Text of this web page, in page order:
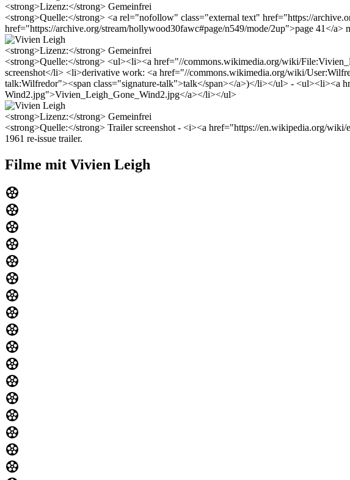
<strong>Lizenz:</strong> Gemeinfrei
<strong>Quelle:</strong> <a rel="nofollow" class="external text" href="https://
href="https://archive.org/stream/hollywood30fawc#page/n549/mode/2up">page 41</a>
<strong>Lizenz:</strong> Gemeinfrei
<strong>Quelle:</strong> <ul><li><a href="//commons.wikimedia.org/wiki/
screenshot</li> <li>derivative work: <a href="//commons.wikimedia.org/wiki/
talk:Wilfredor"><span class="signature-talk">talk</span></a>)</li></ul> -
Wind2.jpg">Vivien_Leigh_Gone_Wind2.jpg</a></li></ul>
<strong>Lizenz:</strong> Gemeinfrei
<strong>Quelle:</strong> Trailer screenshot - <i><a href="https://en.wikipedia.org/
1961 re-issue trailer.
Filme mit Vivien Leigh